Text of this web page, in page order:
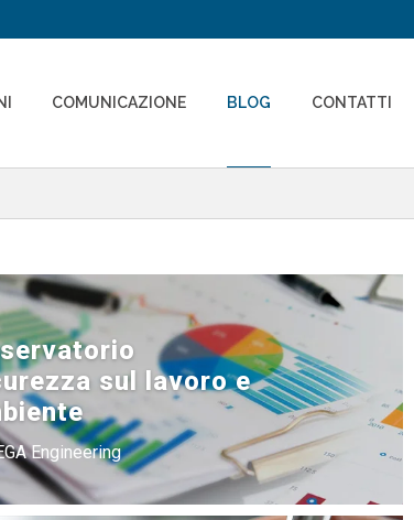
COMUNICAZIONE BLOG CONTATTI
sul lavoro e
Engineering